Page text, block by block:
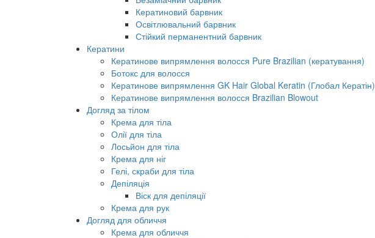
Кератиновий барвник
Освітлювальний барвник
Стійкий перманентний барвник
Кератини
Кератинове випрямлення волосся Pure Brazilian (кератування)
Ботокс для волосся
Кератинове випрямлення GK Hair Global Keratin (Глобал Кератін)
Кератинове випрямлення волосся Brazilian Blowout
Догляд за тілом
Крема для тіла
Олії для тіла
Лосьйон для тіла
Крема для ніг
Гелі, скраби для тіла
Депіляція
Віск для депіляції
Крема для рук
Догляд для обличчя
Крема для обличчя